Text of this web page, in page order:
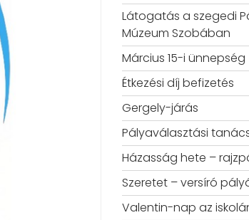
Látogatás a szegedi
Múzeum Szobában
Március 15-i ünnepség
Étkezési díj befizetés
Gergely-járás
Pályaválasztási
Házasság hete –
Szeretet – versíró
Valentin-nap az